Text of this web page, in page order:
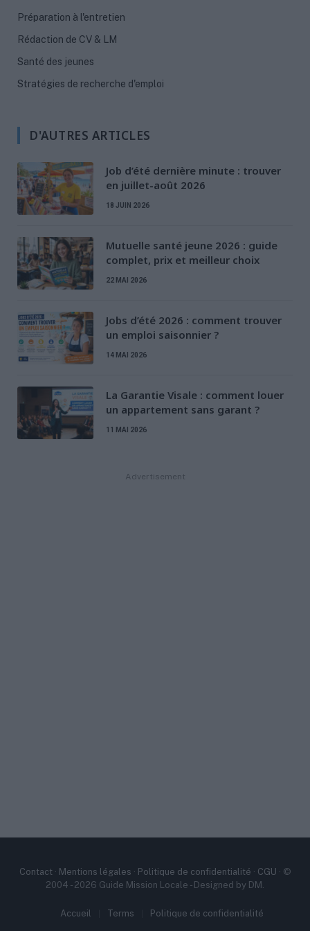
Préparation à l'entretien
Rédaction de CV & LM
Santé des jeunes
Stratégies de recherche d'emploi
D'AUTRES ARTICLES
Job d’été dernière minute : trouver
en juillet-août 2026
18 JUIN 2026
Mutuelle santé jeune 2026 : guide
complet, prix et meilleur choix
22 MAI 2026
Jobs d’été 2026 : comment trouver
un emploi saisonnier ?
14 MAI 2026
La Garantie Visale : comment louer
un appartement sans garant ?
11 MAI 2026
Advertisement
Contact· Mentions légales · Politique de confidentialité · CGU · ©
2004 - 2026 Guide Mission Locale - Designed by DM.
Accueil Terms Politique de confidentialité